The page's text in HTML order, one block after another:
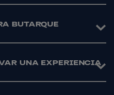
BUTARQUE
UNA EXPERIENCIA